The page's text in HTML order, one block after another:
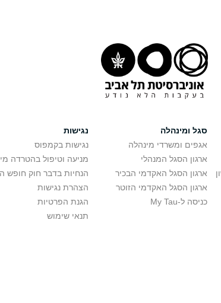
סגל ומינהלה
אגפים ומשרדי מינהלה
ארגון הסגל המנהלי
ארגון הסגל האקדמי הבכיר
ארגון הסגל האקדמי הזוטר
כניסה ל-My Tau
נגישות
נגישות בקמפוס
מניעה וטיפול בהטרדה
הנחיות בדבר חוק חופש
הצהרת נגישות
הגנת הפרטיות
תנאי שימוש